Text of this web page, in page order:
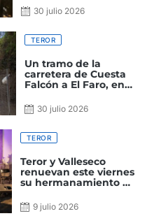
Canarias
30 julio 2026
TEROR
Un tramo de la
carretera de Cuesta
Falcón a El Faro, en
tráfico por obras
30 julio 2026
TEROR
Teror y Valleseco
renuevan este viernes
su hermanamiento en
celebración
9 julio 2026